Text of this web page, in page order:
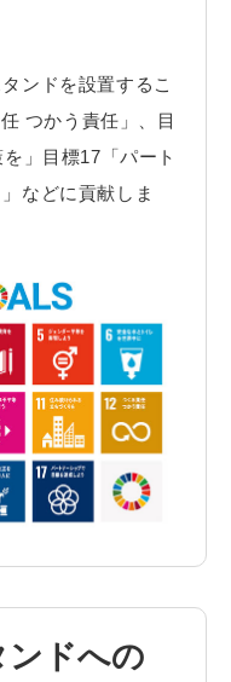
ンドを設置するこ
つかう責任」、目
」目標17「パート
などに貢献しま
ンドへの